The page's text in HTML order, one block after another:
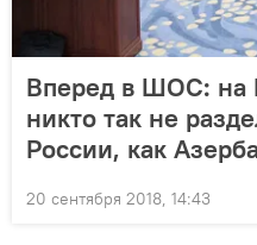
Вперед в ШОС: на
никто так не
России, как
20 сентября 2018, 14:43